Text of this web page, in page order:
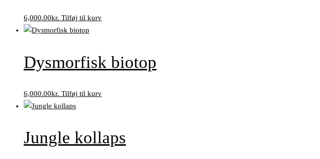
6,000.00kr. Tilføj til kurv
Dysmorfisk biotop
6,000.00kr. Tilføj til kurv
Jungle kollaps